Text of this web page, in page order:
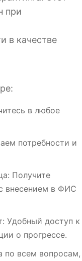
при
в качестве
в любое
потребности и
Получите
внесением в ФИС
Удобный доступ к
о прогрессе.
по всем вопросам,